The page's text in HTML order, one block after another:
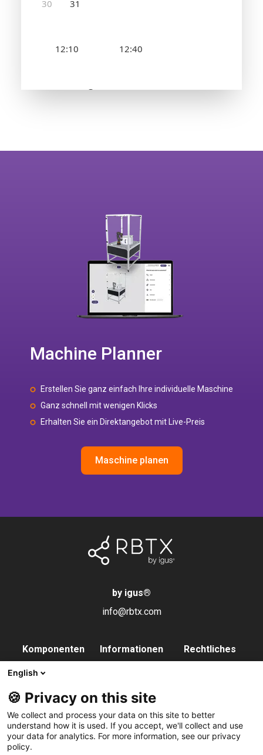
Machine Planner
Erstellen Sie ganz einfach Ihre individuelle Maschine
Ganz schnell mit wenigen Klicks
Erhalten Sie ein Direktangebot mit Live-Preis
Maschine planen
by igus®
info@rbtx.com
Komponenten
Steuerung
Vision
Pneumatik
Informationen
Partner
Kontakt
Newsletter
Rechtliches
English
🍪 Privacy on this site
We collect and process your data on this site to better
understand how it is used. If you accept, we'll collect and use
your data for analytics. For more information, see our privacy
policy.